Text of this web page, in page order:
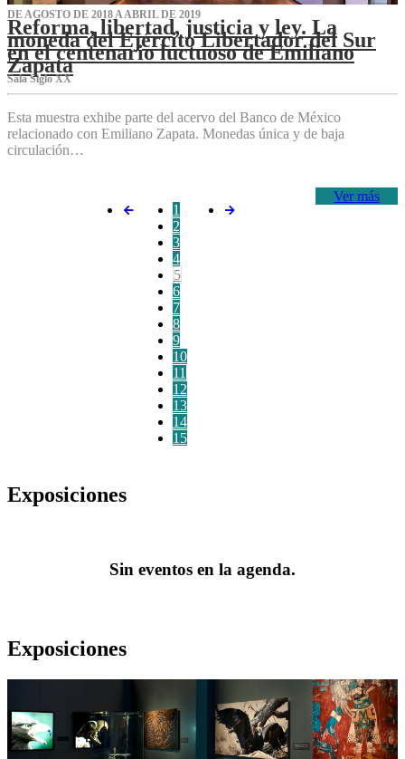
DE AGOSTO DE 2018 A ABRIL DE 2019
Reforma, libertad, justicia y ley. La
moneda del Ejército Libertador del Sur
en el centenario luctuoso de Emiliano
Zapata
Sala Siglo XX
Esta muestra exhibe parte del acervo del Banco de México
relacionado con Emiliano Zapata. Monedas única y de baja
circulación…
Ver más
1
2
3
4
5
6
7
8
9
10
11
12
13
14
15
Exposiciones
Sin eventos en la agenda.
Exposiciones